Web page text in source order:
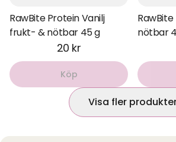
RawBite Protein Vanilj
frukt- & nötbar 45 g
20 kr
Köp
nötbar
Visa fler